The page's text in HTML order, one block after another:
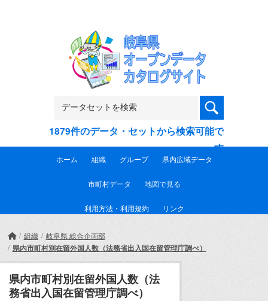
1879件のデータ・セットから検索可能で
す
ホーム 組織 グループ 県内広域データ
市町村データ 地図で見る
利用方法・利用規約 リンク
組織 岐阜県 総合企画部
県内市町村別在留外国人数（法務省出入国在留管理庁調べ）
県内市町村別在留外国人数（法
務省出入国在留管理庁調べ）